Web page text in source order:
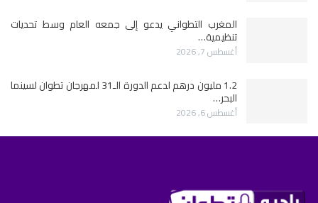
المغرب التطواني يدعو إلى جمعه العام وسط تحديات
تنظيمية…
أغسطس 7, 2026
1.2 مليون درهم لدعم الدورة الـ31 لمهرجان تطوان لسينما
البحر…
أغسطس 6, 2026